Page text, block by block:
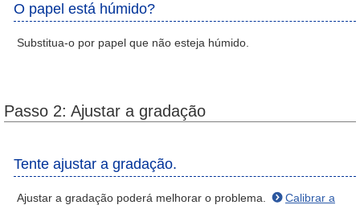
O papel está húmido?
Substitua-o por papel que não esteja húmido.
Passo 2: Ajustar a gradação
Tente ajustar a gradação.
Ajustar a gradação poderá melhorar o problema.
Calibrar a